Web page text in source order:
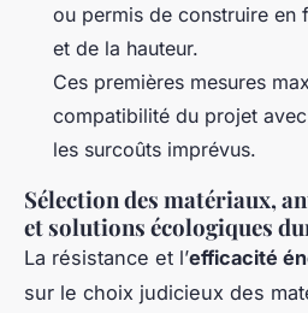
ou permis de construire en
et de la hauteur.
Ces premières mesures
compatibilité du projet
les surcoûts imprévus.
Sélection des matériaux,
et solutions écologiques
La résistance et l’efficacité
sur le choix judicieux des